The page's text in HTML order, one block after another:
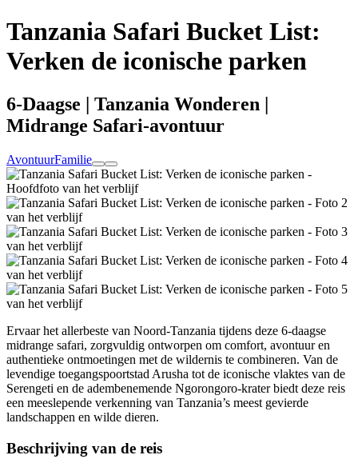
Tanzania Safari Bucket List:
Verken de iconische parken
6-Daagse | Tanzania Wonderen |
Midrange Safari-avontuur
AvontuurFamilie
Ervaar het allerbeste van Noord-Tanzania tijdens deze 6-daagse
midrange safari, zorgvuldig ontworpen om comfort, avontuur en
authentieke ontmoetingen met de wildernis te combineren. Van de
levendige toegangspoortstad Arusha tot de iconische vlaktes van de
Serengeti en de adembenemende Ngorongoro-krater biedt deze reis
een meeslepende verkenning van Tanzania’s meest gevierde
landschappen en wilde dieren.
Beschrijving van de reis